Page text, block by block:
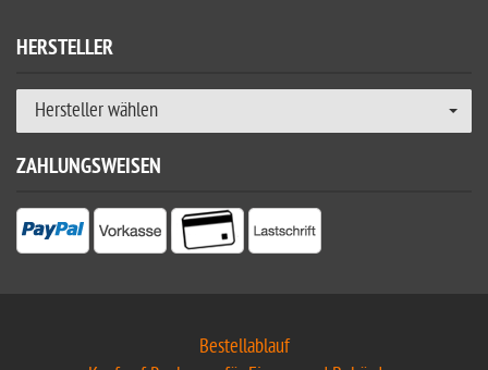
HERSTELLER
Hersteller wählen
ZAHLUNGSWEISEN
Bestellablauf